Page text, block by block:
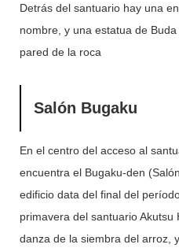
Detrás del santuario hay una
nombre, y una estatua de
pared de la roca
Salón Bugaku
En el centro del acceso al
encuentra el Bugaku-den
edificio data del final del
primavera del santuario
danza de la siembra del arroz,